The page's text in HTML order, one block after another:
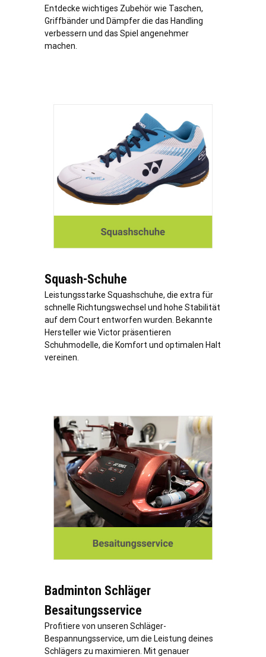
Entdecke wichtiges Zubehör wie Taschen,
Griffbänder und Dämpfer die das Handling
verbessern und das Spiel angenehmer
machen.
Squash-Schuhe
Leistungsstarke Squashschuhe, die extra für
schnelle Richtungswechsel und hohe Stabilität
auf dem Court entworfen wurden. Bekannte
Hersteller wie Victor präsentieren
Schuhmodelle, die Komfort und optimalen Halt
vereinen.
Badminton Schläger
Besaitungsservice
Profitiere von unseren Schläger-
Bespannungsservice, um die Leistung deines
Schlägers zu maximieren. Mit genauer